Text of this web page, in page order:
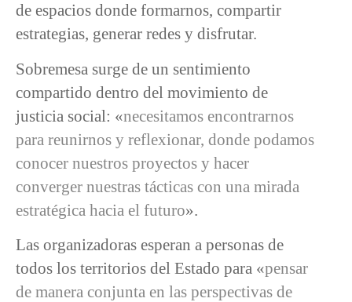
de espacios donde formarnos, compartir
estrategias, generar redes y disfrutar.
Sobremesa surge de un sentimiento
compartido dentro del movimiento de
justicia social: «necesitamos encontrarnos
para reunirnos y reflexionar, donde podamos
conocer nuestros proyectos y hacer
converger nuestras tácticas con una mirada
estratégica hacia el futuro».
Las organizadoras esperan a personas de
todos los territorios del Estado para «pensar
de manera conjunta en las perspectivas de